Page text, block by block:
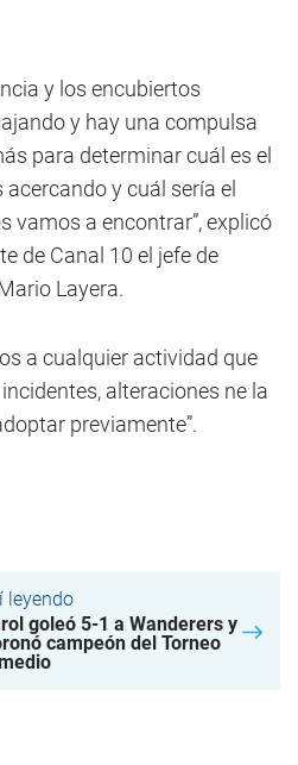
y los encubiertos
y hay una compulsa
para determinar cuál es el
y cuál sería el
vamos a encontrar”, explicó
de Canal 10 el jefe de
Layera.
a cualquier actividad que
alteraciones ne la
previamente”.
leyendo
goleó 5-1 a Wanderers y
campeón del Torneo